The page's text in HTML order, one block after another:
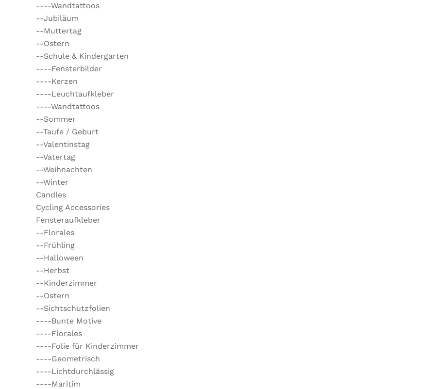
----Wandtattoos
--Jubiläum
--Muttertag
--Ostern
--Schule & Kindergarten
----Fensterbilder
----Kerzen
----Leuchtaufkleber
----Wandtattoos
--Sommer
--Taufe / Geburt
--Valentinstag
--Vatertag
--Weihnachten
--Winter
Candles
Cycling Accessories
Fensteraufkleber
--Florales
--Frühling
--Halloween
--Herbst
--Kinderzimmer
--Ostern
--Sichtschutzfolien
----Bunte Motive
----Florales
----Folie für Kinderzimmer
----Geometrisch
----Lichtdurchlässig
----Maritim